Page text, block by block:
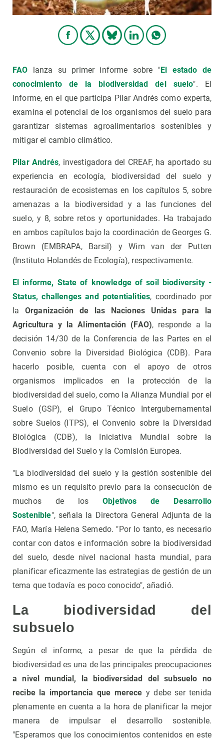
FAO lanza su primer informe sobre "El estado de
conocimiento de la biodiversidad del suelo". El
informe, en el que participa Pilar Andrés como experta,
examina el potencial de los organismos del suelo para
garantizar sistemas agroalimentarios sostenibles y
mitigar el cambio climático.
Pilar Andrés, investigadora del CREAF, ha aportado su
experiencia en ecología, biodiversidad del suelo y
restauración de ecosistemas en los capítulos 5, sobre
amenazas a la biodiversidad y a las funciones del
suelo, y 8, sobre retos y oportunidades. Ha trabajado
en ambos capítulos bajo la coordinación de Georges G.
Brown (EMBRAPA, Barsil) y Wim van der Putten
(Instituto Holandés de Ecología), respectivamente.
El informe, State of knowledge of soil biodiversity -
Status, challenges and potentialities, coordinado por
la Organización de las Naciones Unidas para la
Agricultura y la Alimentación (FAO), responde a la
decisión 14/30 de la Conferencia de las Partes en el
Convenio sobre la Diversidad Biológica (CDB). Para
hacerlo posible, cuenta con el apoyo de otros
organismos implicados en la protección de la
biodiversidad del suelo, como la Alianza Mundial por el
Suelo (GSP), el Grupo Técnico Intergubernamental
sobre Suelos (ITPS), el Convenio sobre la Diversidad
Biológica (CDB), la Iniciativa Mundial sobre la
Biodiversidad del Suelo y la Comisión Europea.
"La biodiversidad del suelo y la gestión sostenible del
mismo es un requisito previo para la consecución de
muchos de losObjetivos de Desarrollo
Sostenible", señala la Directora General Adjunta de la
FAO, María Helena Semedo. "Por lo tanto, es necesario
contar con datos e información sobre la biodiversidad
del suelo, desde nivel nacional hasta mundial, para
planificar eficazmente las estrategias de gestión de un
tema que todavía es poco conocido", añadió.
La biodiversidad del
subsuelo
Según el informe, a pesar de que la pérdida de
biodiversidad es una de las principales preocupaciones
a nivel mundial, la biodiversidad del subsuelo no
recibe la importancia que merece y debe ser tenida
plenamente en cuenta a la hora de planificar la mejor
manera de impulsar el desarrollo sostenible.
"Esperamos que los conocimientos contenidos en este